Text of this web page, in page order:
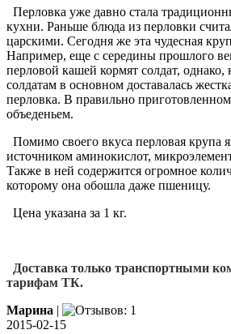
Перловка уже давно стала
кухни. Раньше блюда из перловки
царскими. Сегодня же эта чудесная
Например, еще с середины прошлого
перловой кашей кормят солдат,
солдатам в основном доставалась
перловка. В правильно
объеденьем.
Помимо своего вкуса перловая крупа
источником аминокислот,
Также в ней содержится огромное
которому она обошла даже пшеницу.
Цена указана за 1 кг.
Доставка только транспортными
тарифам ТК.
Марина |
2015-02-15